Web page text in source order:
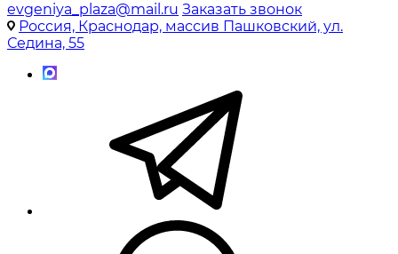
evgeniya_plaza@mail.ru Заказать звонок
Россия, Краснодар, массив Пашковский, ул.
Седина, 55